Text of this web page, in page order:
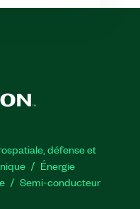
défense et
Énergie​
Semi-conducteur